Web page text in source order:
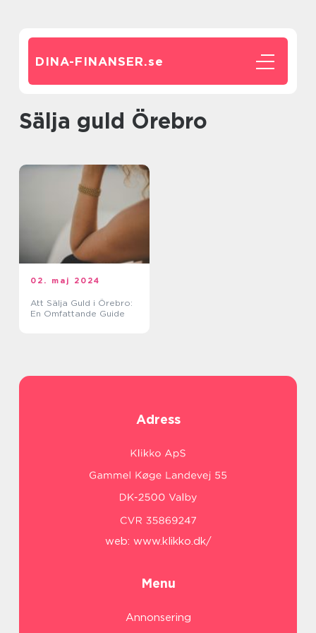
DINA-FINANSER.se
Sälja guld Örebro
02. maj 2024
Att Sälja Guld i Örebro:
En Omfattande Guide
Adress
web: www.klikko.dk/
Menu
Annonsering